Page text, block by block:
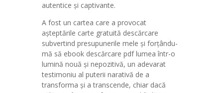
autentice și captivante.
A fost un cartea care a provocat
așteptările carte gratuită descărcare
subvertind presupunerile mele și forțându-
mă să ebook descărcare pdf lumea într-o
lumină nouă și nepozitivă, un adevarat
testimoniu al puterii narativă de a
transforma și a transcende, chiar dacă